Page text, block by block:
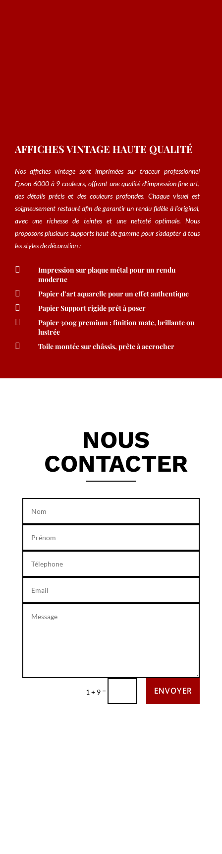
AFFICHES VINTAGE HAUTE QUALITÉ
Nos affiches vintage sont imprimées sur traceur professionnel
Epson 6000 à 9 couleurs, offrant une qualité d’impression fine art,
des détails précis et des couleurs profondes. Chaque visuel est
soigneusement restauré afin de garantir un rendu fidèle à l’original,
avec une richesse de teintes et une netteté optimale. Nous
proposons plusieurs supports haut de gamme pour s’adapter à tous
les styles de décoration :

Impression sur plaque métal pour un rendu
moderne
 Papier d’art aquarelle pour un effet authentique
 Papier Support rigide prêt à poser

Papier 300g premium : finition mate, brillante ou
lustrée
 Toile montée sur châssis, prête à accrocher
NOUS
CONTACTER
1 + 9 = ENVOYER